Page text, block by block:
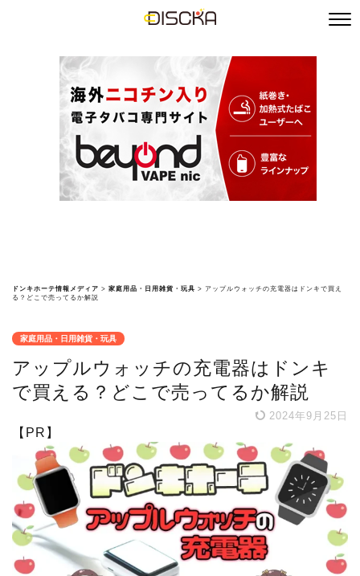
ドンキホーテ情報メディア > 家庭用品・日用雑貨・玩具 > アップルウォッチの充電器はドンキで買え
る？どこで売ってるか解説
家庭用品・日用雑貨・玩具
アップルウォッチの充電器はドンキ
で買える？どこで売ってるか解説
2024年9月25日
【PR】